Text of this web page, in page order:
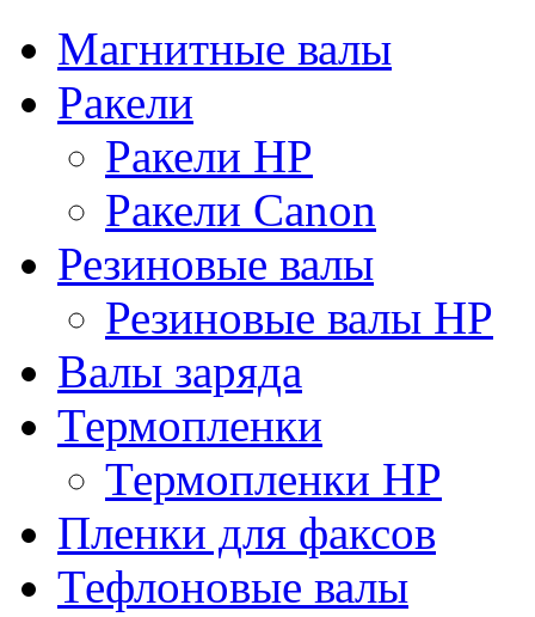
Магнитные валы
Ракели
Ракели HP
Ракели Canon
Резиновые валы
Резиновые валы HP
Валы заряда
Термопленки
Термопленки HP
Пленки для факсов
Тефлоновые валы